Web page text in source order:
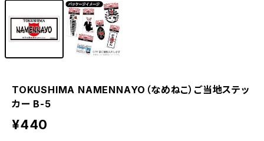
TOKUSHIMA NAMENNAYO（なめねこ）ご当地ステッ
カー B-5
¥440